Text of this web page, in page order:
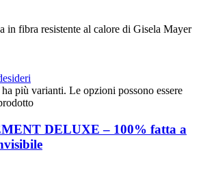
più varianti. Le opzioni possono essere
DELUXE – 100% fatta a